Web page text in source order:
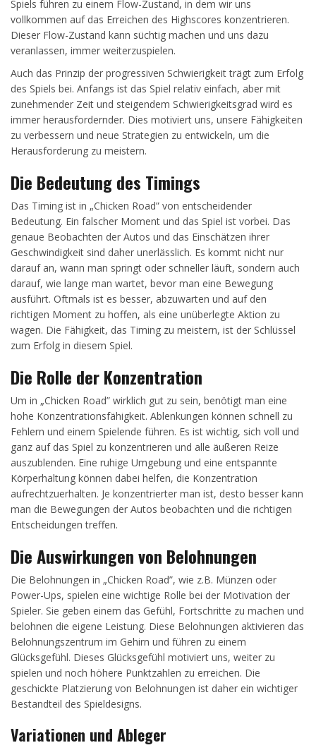
Spiels führen zu einem Flow-Zustand, in dem wir uns
vollkommen auf das Erreichen des Highscores konzentrieren.
Dieser Flow-Zustand kann süchtig machen und uns dazu
veranlassen, immer weiterzuspielen.
Auch das Prinzip der progressiven Schwierigkeit trägt zum Erfolg
des Spiels bei. Anfangs ist das Spiel relativ einfach, aber mit
zunehmender Zeit und steigendem Schwierigkeitsgrad wird es
immer herausfordernder. Dies motiviert uns, unsere Fähigkeiten
zu verbessern und neue Strategien zu entwickeln, um die
Herausforderung zu meistern.
Die Bedeutung des Timings
Das Timing ist in „Chicken Road” von entscheidender
Bedeutung. Ein falscher Moment und das Spiel ist vorbei. Das
genaue Beobachten der Autos und das Einschätzen ihrer
Geschwindigkeit sind daher unerlässlich. Es kommt nicht nur
darauf an, wann man springt oder schneller läuft, sondern auch
darauf, wie lange man wartet, bevor man eine Bewegung
ausführt. Oftmals ist es besser, abzuwarten und auf den
richtigen Moment zu hoffen, als eine unüberlegte Aktion zu
wagen. Die Fähigkeit, das Timing zu meistern, ist der Schlüssel
zum Erfolg in diesem Spiel.
Die Rolle der Konzentration
Um in „Chicken Road” wirklich gut zu sein, benötigt man eine
hohe Konzentrationsfähigkeit. Ablenkungen können schnell zu
Fehlern und einem Spielende führen. Es ist wichtig, sich voll und
ganz auf das Spiel zu konzentrieren und alle äußeren Reize
auszublenden. Eine ruhige Umgebung und eine entspannte
Körperhaltung können dabei helfen, die Konzentration
aufrechtzuerhalten. Je konzentrierter man ist, desto besser kann
man die Bewegungen der Autos beobachten und die richtigen
Entscheidungen treffen.
Die Auswirkungen von Belohnungen
Die Belohnungen in „Chicken Road”, wie z.B. Münzen oder
Power-Ups, spielen eine wichtige Rolle bei der Motivation der
Spieler. Sie geben einem das Gefühl, Fortschritte zu machen und
belohnen die eigene Leistung. Diese Belohnungen aktivieren das
Belohnungszentrum im Gehirn und führen zu einem
Glücksgefühl. Dieses Glücksgefühl motiviert uns, weiter zu
spielen und noch höhere Punktzahlen zu erreichen. Die
geschickte Platzierung von Belohnungen ist daher ein wichtiger
Bestandteil des Spieldesigns.
Variationen und Ableger